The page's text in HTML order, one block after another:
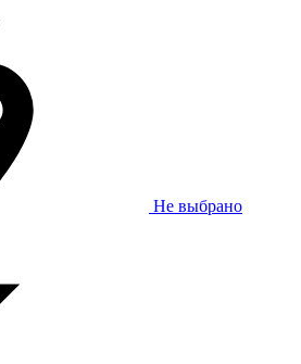
Не выбрано